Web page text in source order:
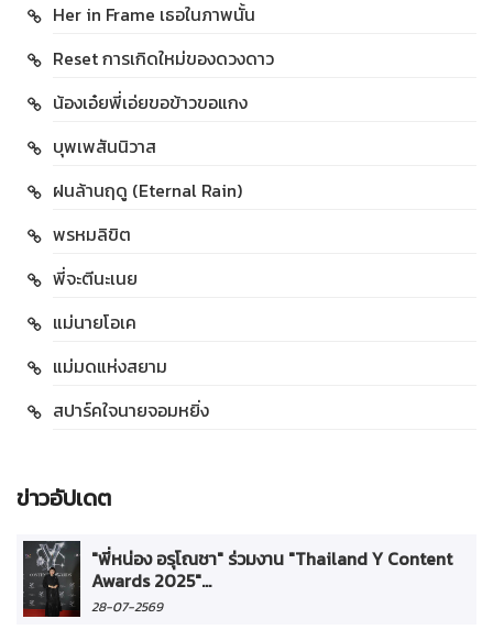
Her in Frame เธอในภาพนั้น
Reset การเกิดใหม่ของดวงดาว
น้องเอ๋ยพี่เอ่ยขอข้าวขอแกง
บุพเพสันนิวาส
ฝนล้านฤดู (Eternal Rain)
พรหมลิขิต
พี่จะตีนะเนย
แม่นายโอเค
แม่มดแห่งสยาม
สปาร์คใจนายจอมหยิ่ง
ข่าวอัปเดต
"พี่หน่อง อรุโณชา" ร่วมงาน "Thailand Y Content
Awards 2025"...
28-07-2569